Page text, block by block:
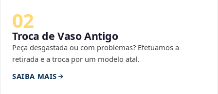
02
Troca de Vaso Antigo
Peça desgastada ou com problemas? Efetuamos a
retirada e a troca por um modelo atal.
SAIBA MAIS